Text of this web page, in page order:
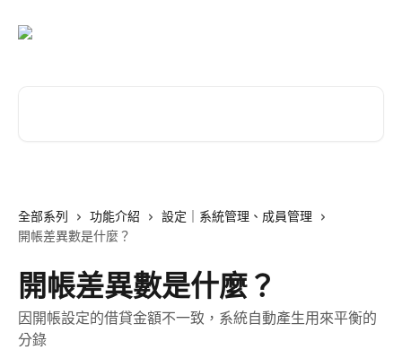
全部系列 功能介紹
設定｜系統管理、成員管理
開帳差異數是什麼？
開帳差異數是什麼？
因開帳設定的借貸金額不一致，系統自動產生用來平衡的
分錄